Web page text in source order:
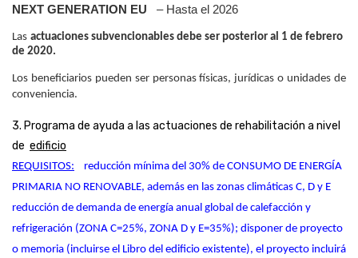
NEXT GENERATION EU – Hasta el 2026
Las actuaciones subvencionables debe ser posterior al 1 de febrero
de 2020.
Los beneficiarios pueden ser personas físicas, jurídicas o unidades de
conveniencia.
3. Programa de ayuda a las actuaciones de rehabilitación a nivel
de edificio
REQUISITOS:
reducción mínima del 30% de CONSUMO DE ENERGÍA
PRIMARIA NO RENOVABLE, además en las zonas climáticas C, D y E
reducción de demanda de energía anual global de calefacción y
refrigeración (ZONA C=25%, ZONA D y E=35%); disponer de proyecto
o memoria (incluirse el Libro del edificio existente), el proyecto incluirá